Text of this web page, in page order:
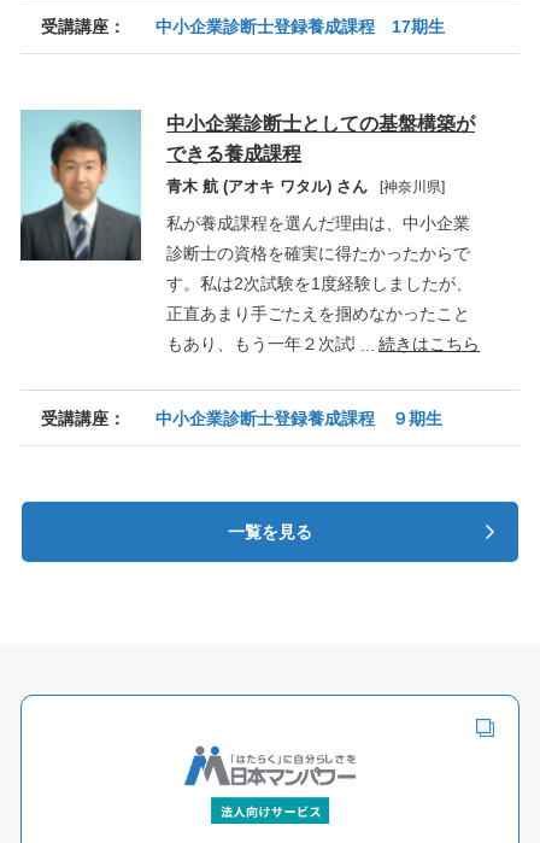
す。当時、私は26～27歳で、求人広告メ
のお客様、主に経営者や採用責任者を訪
ね、「人材は足りていますか？」「どん
な人材をお望みですか？」などの会話を
交わしていました。
そうした業務に携わっているうちに、
自分の中にいくつかの疑問がわいてきま
した。
「希望の人材を採用すると、この会社
「採用された人のキャリアはどう形成
せん。それが非常にもどかしく感じ、経
営に関するアドバイザーやコンサルタン
トについて調べました。そうして知った
受講講座： 中小企業診断士登録養成課程 17期生
中小企業診断士としての基盤構築が
できる養成課程
青木 航 (アオキ ワタル) さん [神奈川県]
私が養成課程を選んだ理由は、中小企業
診断士の資格を確実に得たかったからで
す。私は2次試験を1度経験しましたが、
正直あまり手ごたえを掴めなかったこと
もあり、もう一年２次試験合格を目指し
レンジ・・・等、消極的な発想ばかりで
がサンクコストになってしまうと強い危
らです。 ・「理論」と「実務」の融合 ・
知識は使い磨かれ活かされる 加えて、仕
事をしながら通学可能であるため、日本
マンパワーでお世話になることに決めま
続きはこちら
受講講座： 中小企業診断士登録養成課程 ９期生
一覧を見る